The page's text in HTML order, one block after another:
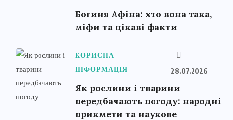
Богиня Афіна: хто вона така,
міфи та цікаві факти
КОРИСНА
ІНФОРМАЦІЯ
28.07.2026
Як рослини і тварини
передбачають погоду: народні
прикмети та наукове